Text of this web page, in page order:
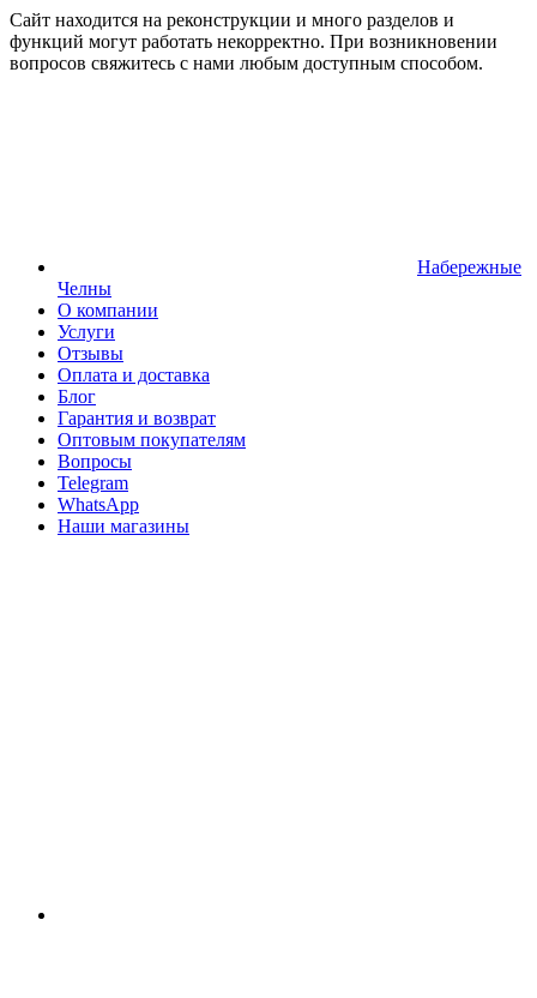
Сайт находится на реконструкции и много разделов и
функций могут работать некорректно. При возникновении
вопросов свяжитесь с нами любым доступным способом.
Набережные
Челны
О компании
Услуги
Отзывы
Оплата и доставка
Блог
Гарантия и возврат
Оптовым покупателям
Вопросы
Telegram
WhatsApp
Наши магазины